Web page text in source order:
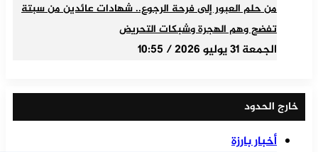
من حلم العبور إلى فرحة الرجوع.. شهادات عائدين من سبتة
تفضح وهم الهجرة وشبكات التحريض
الجمعة 31 يوليو 2026 / 10:55
خارج الحدود
أخبار بارزة